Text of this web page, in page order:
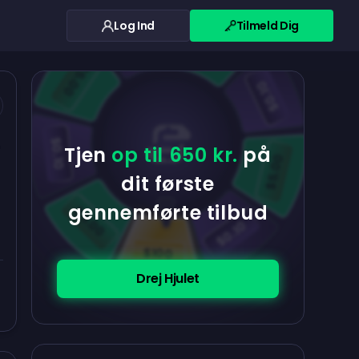
Log Ind Tilmeld Dig
Tjen op til 650 kr. på
dit første
gennemførte tilbud
Drej Hjulet
$100
$5.00
$0.10
$5.00
$0.10 $5.00
$5.00